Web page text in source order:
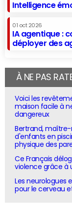
Intelligence
01 oct 2026
IA agentique :
déployer des
À NE PAS
Voici les
maison facile à
dangereux
Bertrand, maître-
d'enfants en
physique des
Ce Français
violence grâce à
Les
pour le cerveau